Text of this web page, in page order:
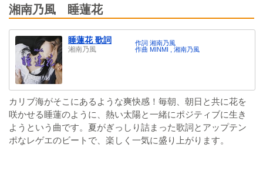
湘南乃風 睡蓮花
睡蓮花 歌詞
湘南乃風
作詞 湘南乃風
作曲 MINMI , 湘南乃風
カリブ海がそこにあるような爽快感！毎朝、朝日と共に花を
咲かせる睡蓮のように、熱い太陽と一緒にポジティブに生き
ようという曲です。夏がぎっしり詰まった歌詞とアップテン
ポなレゲエのビートで、楽しく一気に盛り上がります。